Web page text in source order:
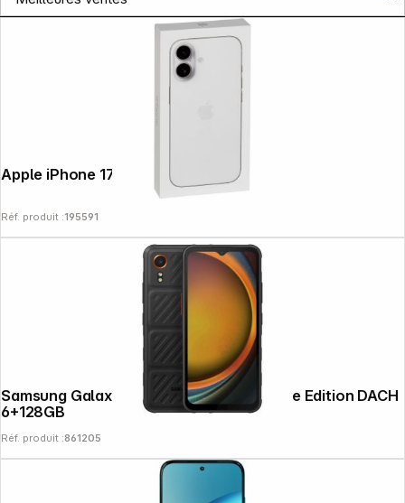
Réf. produit :195591
Samsung Galaxy XCover 7 noir Enterprise Edition DACH
6+128GB
Réf. produit :861205
News